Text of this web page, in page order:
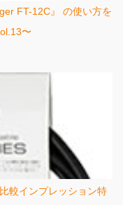
FT-12C』 の使い方を
〜
較インプレッション特